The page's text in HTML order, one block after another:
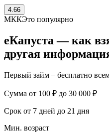
4.66
МККЭто популярно
еКапуста — как
другая
Первый займ – бесплатно
Сумма от 100 ₽ до 30 000 ₽
Срок от 7 дней до 21 дня
Мин. возраст